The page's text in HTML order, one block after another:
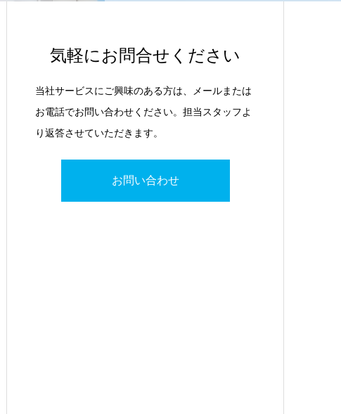
気軽にお問合せください
当社サービスにご興味のある方は、メールまたは
お電話でお問い合わせください。担当スタッフよ
り返答させていただきます。
お問い合わせ